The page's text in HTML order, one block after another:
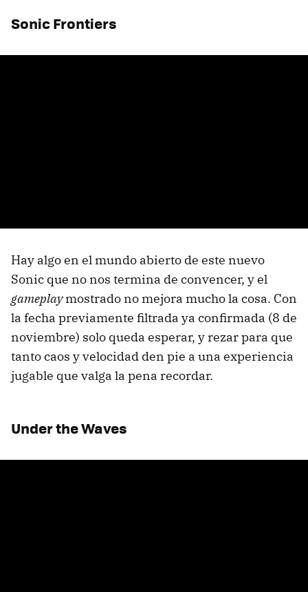
Sonic Frontiers
Hay algo en el mundo abierto de este nuevo
Sonic que no nos termina de convencer, y el
gameplaymostrado no mejora mucho la cosa. Con
la fecha previamente filtrada ya confirmada (8 de
noviembre) solo queda esperar, y rezar para que
tanto caos y velocidad den pie a una experiencia
jugable que valga la pena recordar.
Under the Waves